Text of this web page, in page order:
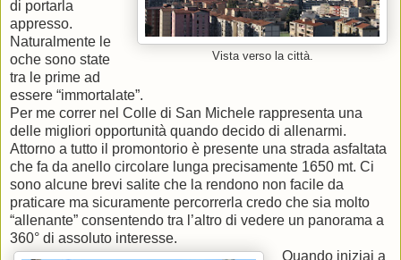
Vista verso la città.
di portarla
appresso.
Naturalmente le
oche sono state
tra le prime ad
essere “immortalate”.
Per me correr nel Colle di San Michele rappresenta una
delle migliori opportunità quando decido di allenarmi.
Attorno a tutto il promontorio è presente una strada asfaltata
che fa da anello circolare lunga precisamente 1650 mt. Ci
sono alcune brevi salite che la rendono non facile da
praticare ma sicuramente percorrerla credo che sia molto
“allenante” consentendo tra l’altro di vedere un panorama a
360° di assoluto interesse.
Quando iniziai a